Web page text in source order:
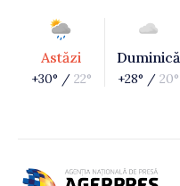
Astăzi
+30° / 22°
Duminică
+28° / 20°